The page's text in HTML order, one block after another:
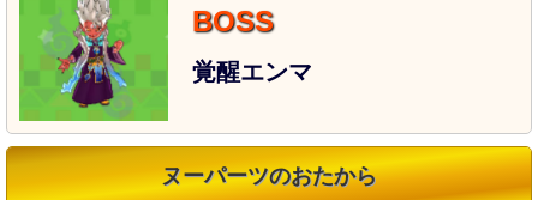
覚醒エンマ
ヌーパーツのおたから